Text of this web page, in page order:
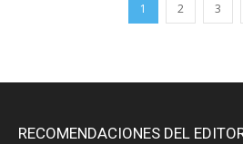
1 2 3
RECOMENDACIONES DEL